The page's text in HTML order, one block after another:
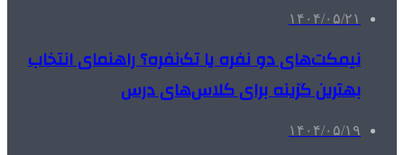
۱۴۰۴/۰۵/۲۱
نیمکت‌های دو نفره یا تک‌نفره؟ راهنمای انتخاب
بهترین گزینه برای کلاس‌های درس
۱۴۰۴/۰۵/۱۹